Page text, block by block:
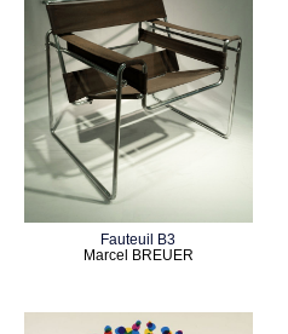
Fauteuil B3
Marcel BREUER